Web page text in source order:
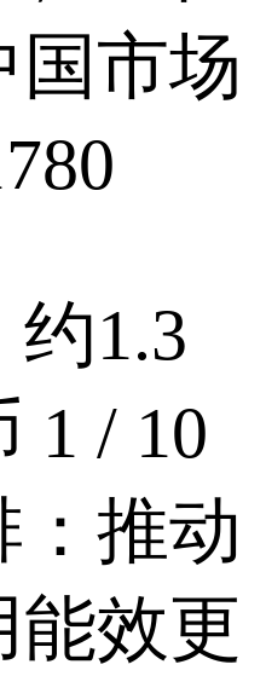
国市场
1.3
1 / 10
：推动
能效更